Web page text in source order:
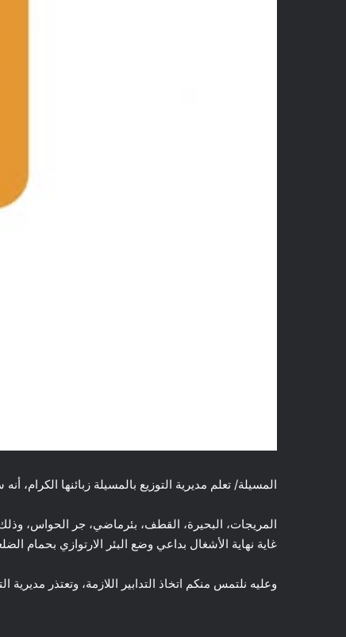
المسيلة/ تعلم مديرية التوزيع بالمسيلة زبائنها الكرام،
غاية نهاية الأشغال بداعي وضع البئر الارتوازي بحمام
وعليه نلتمس منكم اتخاذ التدابير اللازمة، وتعتذر